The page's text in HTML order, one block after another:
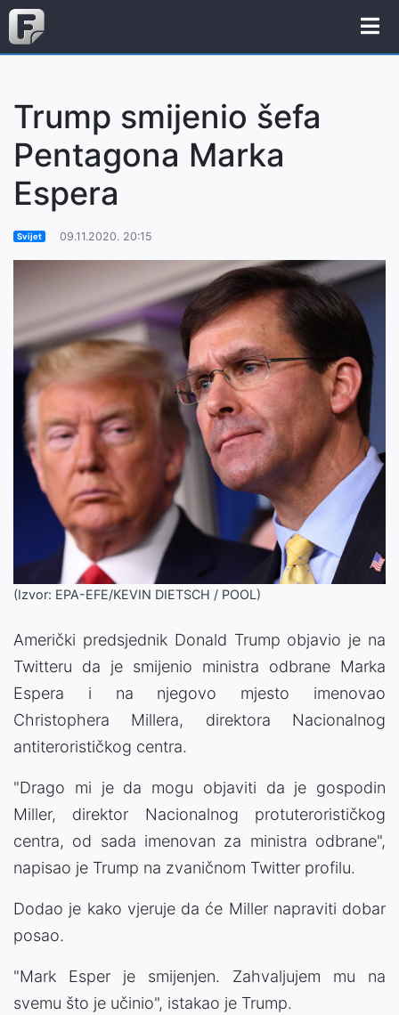
Trump smijenio šefa
Pentagona Marka
Espera
Svijet 09.11.2020. 20:15
(Izvor: EPA-EFE/KEVIN DIETSCH / POOL)
Američki predsjednik Donald Trump objavio je na
Twitteru da je smijenio ministra odbrane Marka
Espera i na njegovo mjesto imenovao
Christophera Millera, direktora Nacionalnog
antiterorističkog centra.
"Drago mi je da mogu objaviti da je gospodin
Miller, direktor Nacionalnog protuterorističkog
centra, od sada imenovan za ministra odbrane",
napisao je Trump na zvaničnom Twitter profilu.
Dodao je kako vjeruje da će Miller napraviti dobar
posao.
"Mark Esper je smijenjen. Zahvaljujem mu na
svemu što je učinio", istakao je Trump.